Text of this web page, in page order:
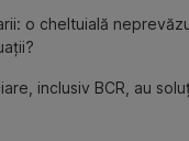
o cheltuială
inclusiv BCR, au